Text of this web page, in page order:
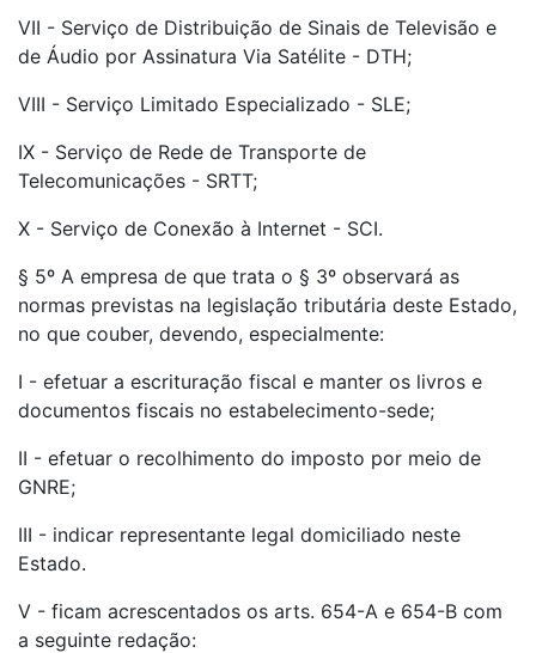
VII - Serviço de Distribuição de Sinais de Televisão e
de Áudio por Assinatura Via Satélite - DTH;
VIII - Serviço Limitado Especializado - SLE;
IX - Serviço de Rede de Transporte de
Telecomunicações - SRTT;
X - Serviço de Conexão à Internet - SCI.
§ 5º A empresa de que trata o § 3º observará as
normas previstas na legislação tributária deste Estado,
no que couber, devendo, especialmente:
I - efetuar a escrituração fiscal e manter os livros e
documentos fiscais no estabelecimento-sede;
II - efetuar o recolhimento do imposto por meio de
GNRE;
III - indicar representante legal domiciliado neste
Estado.
V - ficam acrescentados os arts. 654-A e 654-B com
a seguinte redação: